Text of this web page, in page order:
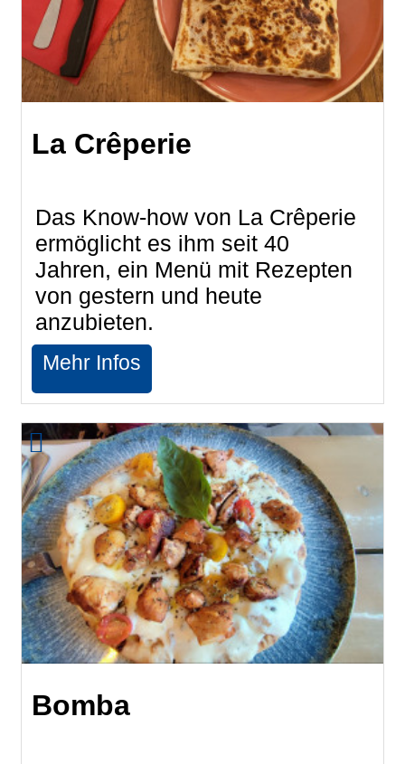
La Crêperie
Das Know-how von La Crêperie
ermöglicht es ihm seit 40
Jahren, ein Menü mit Rezepten
von gestern und heute
anzubieten.
Mehr Infos
Bomba